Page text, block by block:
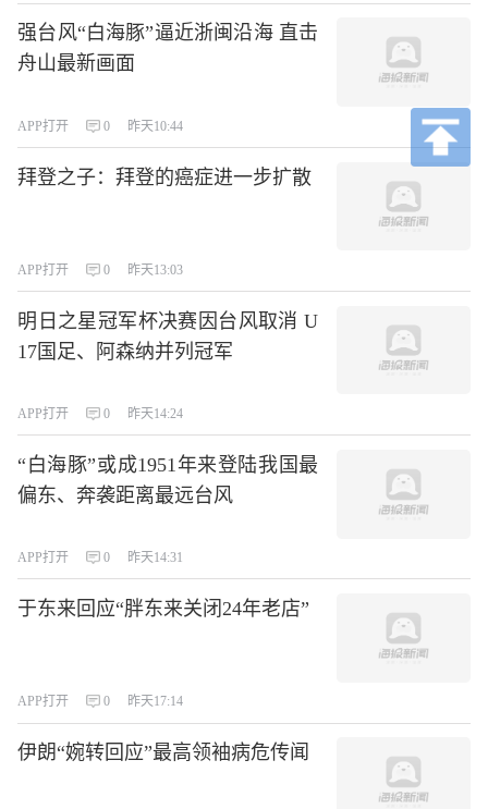
强台风“白海豚”逼近浙闽沿海 直击
舟山最新画面
APP打开 0 昨天10:44
拜登之子：拜登的癌症进一步扩散
APP打开 0 昨天13:03
明日之星冠军杯决赛因台风取消 U
17国足、阿森纳并列冠军
APP打开 0 昨天14:24
“白海豚”或成1951年来登陆我国最
偏东、奔袭距离最远台风
APP打开 0 昨天14:31
于东来回应“胖东来关闭24年老店”
APP打开 0 昨天17:14
伊朗“婉转回应”最高领袖病危传闻